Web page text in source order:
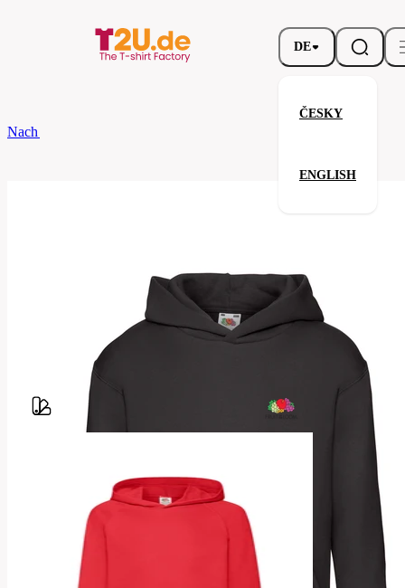
DE
ČESKY
ENGLISH
Nach dem Brand
Loom
62-
037-
036
Material
Ihre Zufriedenheit ist unsere Priorität.